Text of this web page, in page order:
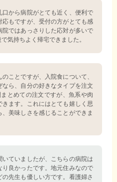
から病院がとても近く、便利で
もですが、受付の方がとても感
ではあっさりした応対が多いで
気持ちよく帰宅できました。
ことですが、入院食について、
ら、自分の好きなタイプを注文
とめての注文ですが、魚系や肉
ます。これにはとても嬉しく思
美味しさを感じることができま
ていましたが、こちらの病院は
良かったです。地元住みなので
先生も優しい方です。看護婦さ